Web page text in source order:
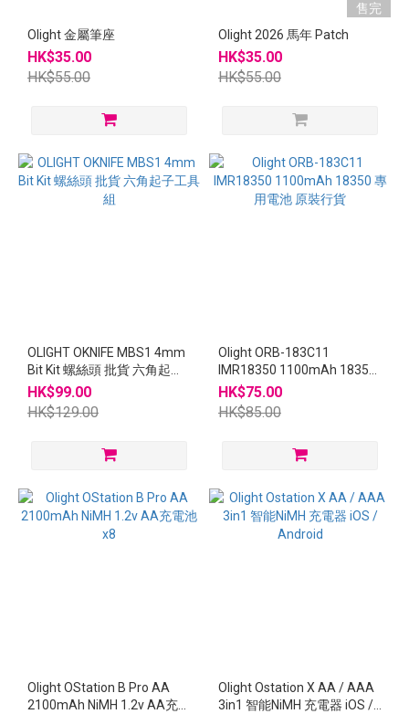
Olight 金屬筆座
HK$35.00
HK$55.00
售完
Olight 2026 馬年 Patch
HK$35.00
HK$55.00
OLIGHT OKNIFE MBS1 4mm
Bit Kit 螺絲頭 批貨 六角起子
工具組
HK$99.00
HK$129.00
Olight ORB-183C11
IMR18350 1100mAh 18350
專用電池 原裝行貨
HK$75.00
HK$85.00
Olight OStation B Pro AA
2100mAh NiMH 1.2v AA充電
Olight Ostation X AA / AAA
3in1 智能NiMH 充電器 iOS /